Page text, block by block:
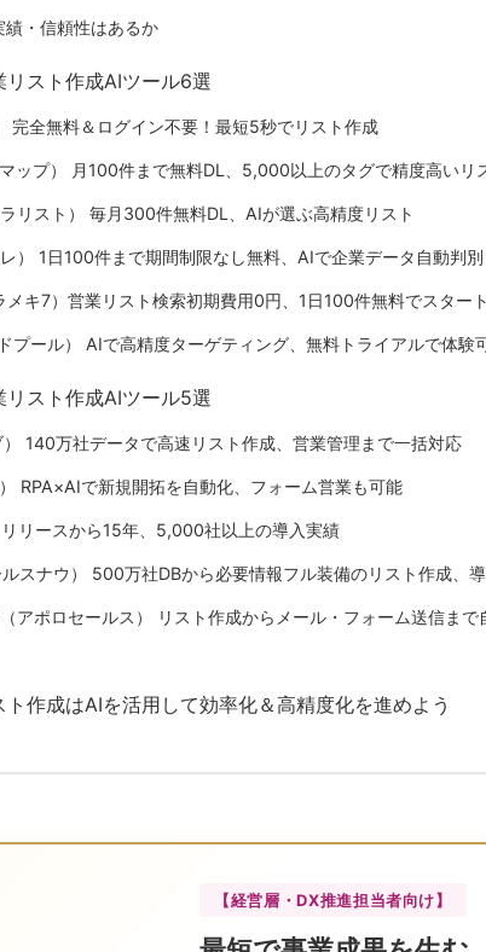
・信頼性はあるか
スト作成AIツール6選
完全無料＆ログイン不要！最短5秒でリスト作成
ップ） 月100件まで無料DL、5,000以上のタグで精度高いリ
リスト） 毎月300件無料DL、AIが選ぶ高精度リスト
） 1日100件まで期間制限なし無料、AIで企業データ自動判別
キ7）営業リスト検索初期費用0円、1日100件無料でスター
プール） AIで高精度ターゲティング、無料トライアルで体験
スト作成AIツール5選
140万社データで高速リスト作成、営業管理まで一括対応
RPA×AIで新規開拓を自動化、フォーム営業も可能
リースから15年、5,000社以上の導入実績
スナウ） 500万社DBから必要情報フル装備のリスト作成、
アポロセールス） リスト作成からメール・フォーム送信まで
ト作成はAIを活用して効率化＆高精度化を進めよう
【経営層・DX推進担当者向け】